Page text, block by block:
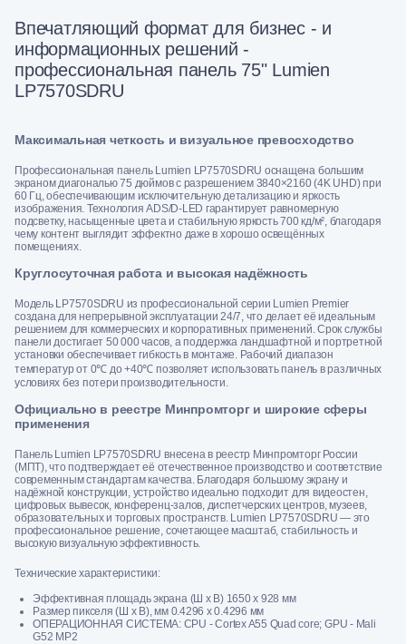
Впечатляющий формат для бизнес - и
информационных решений -
профессиональная панель 75" Lumien
LP7570SDRU
Максимальная четкость и визуальное превосходство
Профессиональная панель Lumien LP7570SDRU оснащена большим
экраном диагональю 75 дюймов с разрешением 3840×2160 (4K UHD) при
60 Гц, обеспечивающим исключительную детализацию и яркость
изображения. Технология ADS/D-LED гарантирует равномерную
подсветку, насыщенные цвета и стабильную яркость 700 кд/м², благодаря
чему контент выглядит эффектно даже в хорошо освещённых
помещениях.
Круглосуточная работа и высокая надёжность
Модель LP7570SDRU из профессиональной серии Lumien Premier
создана для непрерывной эксплуатации 24/7, что делает её идеальным
решением для коммерческих и корпоративных применений. Срок службы
панели достигает 50 000 часов, а поддержка ландшафтной и портретной
установки обеспечивает гибкость в монтаже. Рабочий диапазон
температур от 0℃ до +40℃ позволяет использовать панель в различных
условиях без потери производительности.
Официально в реестре Минпромторг и широкие сферы
применения
Панель Lumien LP7570SDRU внесена в реестр Минпромторг России
(МПТ), что подтверждает её отечественное производство и соответствие
современным стандартам качества. Благодаря большому экрану и
надёжной конструкции, устройство идеально подходит для видеостен,
цифровых вывесок, конференц-залов, диспетчерских центров, музеев,
образовательных и торговых пространств. Lumien LP7570SDRU — это
профессиональное решение, сочетающее масштаб, стабильность и
высокую визуальную эффективность.
Технические характеристики:
Эффективная площадь экрана (Ш x В) 1650 x 928 мм
Размер пикселя (Ш х В), мм 0.4296 х 0.4296 мм
ОПЕРАЦИОННАЯ СИСТЕМА: CPU - Cortex A55 Quad core; GPU - Mali
G52 MP2